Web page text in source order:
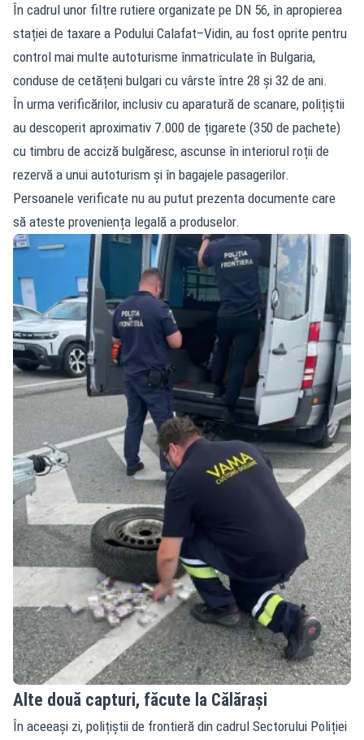
În cadrul unor filtre rutiere organizate pe DN 56, în apropierea
stației de taxare a Podului Calafat–Vidin, au fost oprite pentru
control mai multe autoturisme înmatriculate în Bulgaria,
conduse de cetățeni bulgari cu vârste între 28 și 32 de ani.
În urma verificărilor, inclusiv cu aparatură de scanare, polițiștii
au descoperit aproximativ 7.000 de țigarete (350 de pachete)
cu timbru de acciză bulgăresc, ascunse în interiorul roții de
rezervă a unui autoturism și în bagajele pasagerilor.
Persoanele verificate nu au putut prezenta documente care
să ateste proveniența legală a produselor.
Alte două capturi, făcute la Călărași
În aceeași zi, polițiștii de frontieră din cadrul Sectorului Poliției